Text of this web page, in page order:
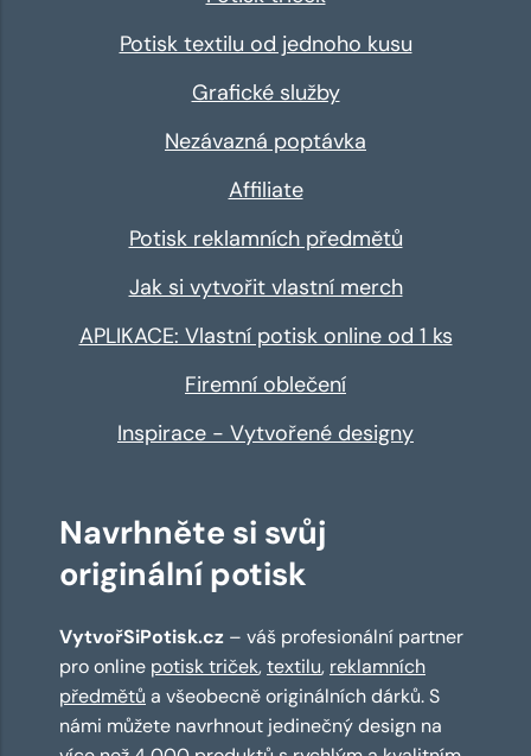
Potisk textilu od jednoho kusu
Grafické služby
Nezávazná poptávka
Affiliate
Potisk reklamních předmětů
Jak si vytvořit vlastní merch
APLIKACE: Vlastní potisk online od 1 ks
Firemní oblečení
Inspirace - Vytvořené designy
Navrhněte si svůj
originální potisk
VytvořSiPotisk.cz – váš profesionální partner
pro online potisk triček,textilu, reklamních
předmětů a všeobecně originálních dárků. S
námi můžete navrhnout jedinečný design na